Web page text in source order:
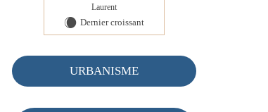
Laurent
X Dernier croissant
URBANISME